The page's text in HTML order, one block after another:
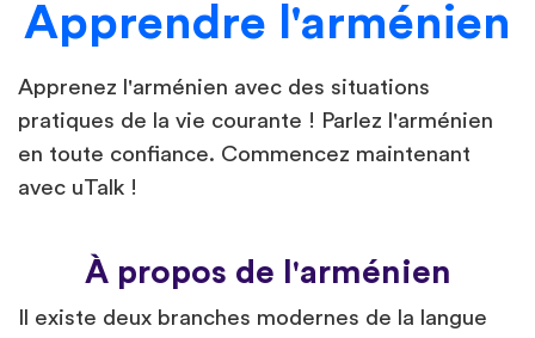
Apprendre l'arménien
Apprenez l'arménien avec des situations
pratiques de la vie courante ! Parlez l'arménien
en toute confiance. Commencez maintenant
avec uTalk !
À propos de l'arménien
Il existe deux branches modernes de la langue